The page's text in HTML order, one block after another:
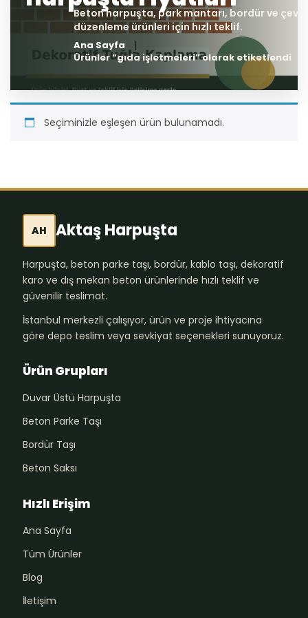
Ana Sayfa
Ürünler “gıda işletmeleri” olarak etiketlendi
Seçiminizle eşleşen ürün bulunamadı.
AH Aktaş Harpuşta
Harpuşta, beton parke taşı, bordür, kablo taşı, dekoratif
karo ve dış mekan beton ürünlerinde hızlı teklif ve
güvenilir teslimat.
İstanbul merkezli çalışıyor, ürün ve proje ihtiyacına
göre depo teslim veya sevkiyat seçenekleri sunuyoruz.
Ürün Grupları
Duvar Üstü Harpuşta
Beton Parke Taşı
Bordür Taşı
Beton Saksı
Hızlı Erişim
Ana Sayfa
Tüm Ürünler
Blog
İletişim